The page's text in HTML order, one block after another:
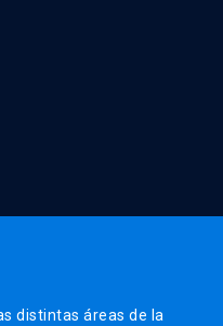
distintas áreas de la